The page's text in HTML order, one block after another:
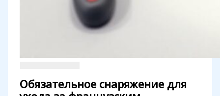
Обязательное снаряжение для